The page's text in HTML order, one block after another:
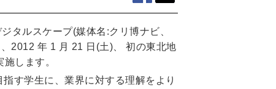
タルスケープ(媒体名:クリ博ナビ、
2012 年 1 月 21 日(土)、 初の東北地
します。
す学生に、業界に対する理解をより